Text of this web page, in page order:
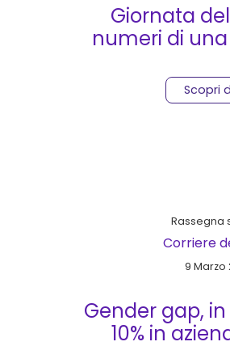
Giornata
numeri di
Scopri
Rassegna
Corriere
9 Marzo
Gender gap,
10% in